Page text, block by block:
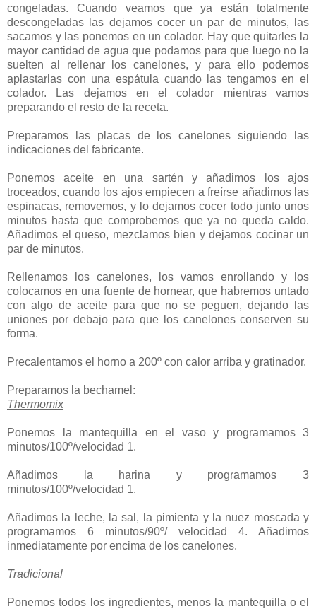
congeladas. Cuando veamos que ya están totalmente
descongeladas las dejamos cocer un par de minutos, las
sacamos y las ponemos en un colador. Hay que quitarles la
mayor cantidad de agua que podamos para que luego no la
suelten al rellenar los canelones, y para ello podemos
aplastarlas con una espátula cuando las tengamos en el
colador. Las dejamos en el colador mientras vamos
preparando el resto de la receta.
Preparamos las placas de los canelones siguiendo las
indicaciones del fabricante.
Ponemos aceite en una sartén y añadimos los ajos
troceados, cuando los ajos empiecen a freírse añadimos las
espinacas, removemos, y lo dejamos cocer todo junto unos
minutos hasta que comprobemos que ya no queda caldo.
Añadimos el queso, mezclamos bien y dejamos cocinar un
par de minutos.
Rellenamos los canelones, los vamos enrollando y los
colocamos en una fuente de hornear, que habremos untado
con algo de aceite para que no se peguen, dejando las
uniones por debajo para que los canelones conserven su
forma.
Precalentamos el horno a 200º con calor arriba y gratinador.
Preparamos la bechamel:
Thermomix
Ponemos la mantequilla en el vaso y programamos 3
minutos/100º/velocidad 1.
Añadimos la harina y programamos 3
minutos/100º/velocidad 1.
Añadimos la leche, la sal, la pimienta y la nuez moscada y
programamos 6 minutos/90º/ velocidad 4. Añadimos
inmediatamente por encima de los canelones.
Tradicional
Ponemos todos los ingredientes, menos la mantequilla o el